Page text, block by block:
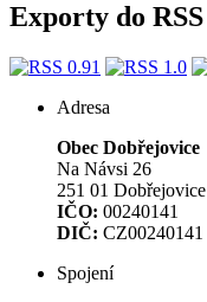
Exporty do RSS
Adresa
Obec Dobřejovice
Na Návsi 26
251 01 Dobřejovice
IČO: 00240141
DIČ: CZ00240141
Spojení